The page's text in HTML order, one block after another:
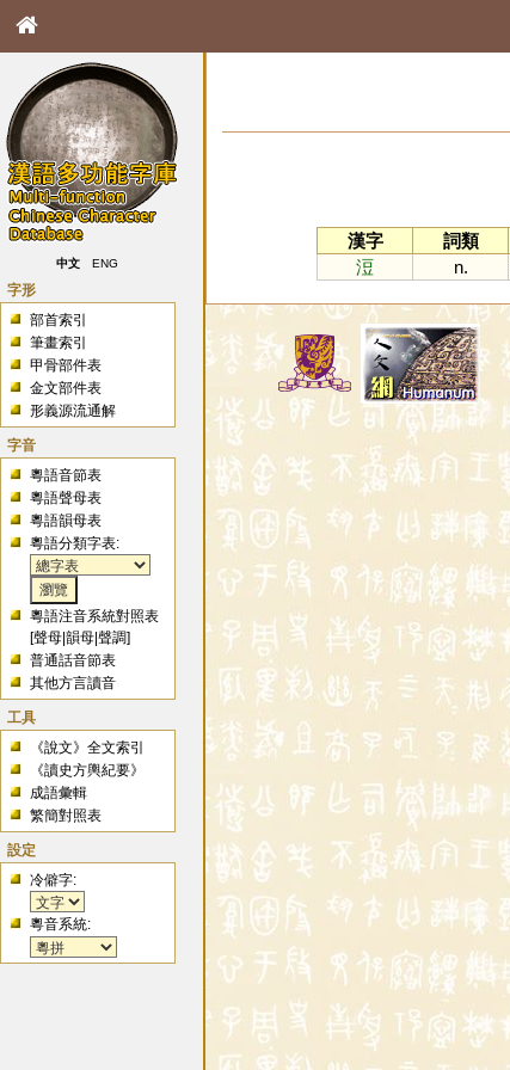
中文 ENG
字形
部首索引
筆畫索引
甲骨部件表
金文部件表
形義源流通解
字音
粵語音節表
粵語聲母表
粵語韻母表
粵語分類字表:
粵語注音系統對照表
[聲母 |韻母 |聲調]
普通話音節表
其他方言讀音
工具
《說文》全文索引
《讀史方輿紀要》
成語彙輯
繁簡對照表
設定
冷僻字:
粵音系統:
漢字
詞類
浢
n.